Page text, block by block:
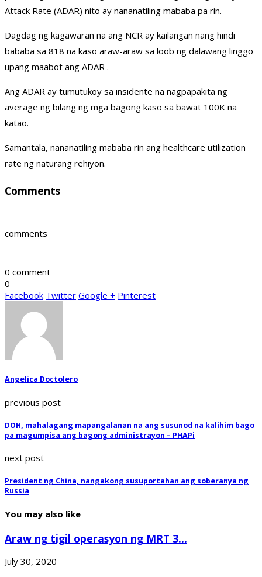
Attack Rate (ADAR) nito ay nananatiling mababa pa rin.
Dagdag ng kagawaran na ang NCR ay kailangan nang hindi
bababa sa 818 na kaso araw-araw sa loob ng dalawang linggo
upang maabot ang ADAR .
Ang ADAR ay tumutukoy sa insidente na nagpapakita ng
average ng bilang ng mga bagong kaso sa bawat 100K na
katao.
Samantala, nananatiling mababa rin ang healthcare utilization
rate ng naturang rehiyon.
Comments
comments
0 comment
0
Facebook Twitter Google + Pinterest
Angelica Doctolero
previous post
DOH, mahalagang mapangalanan na ang susunod na kalihim bago
pa magumpisa ang bagong administrayon – PHAPi
next post
President ng China, nangakong susuportahan ang soberanya ng
Russia
You may also like
Araw ng tigil operasyon ng MRT 3...
July 30, 2020